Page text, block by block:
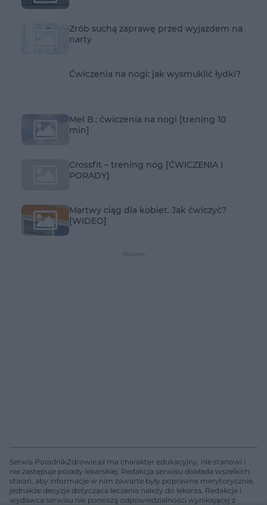
Zrób suchą zaprawę przed wyjazdem na
narty
Ćwiczenia na nogi: jak wysmuklić łydki?
Mel B.: ćwiczenia na nogi [trening 10
min]
Crossfit – trening nóg [ĆWICZENIA I
PORADY]
Martwy ciąg dla kobiet. Jak ćwiczyć?
[WIDEO]
Serwis PoradnikZdrowie.pl ma charakter edukacyjny, nie stanowi i
nie zastępuje porady lekarskiej. Redakcja serwisu dokłada wszelkich
starań, aby informacje w nim zawarte były poprawne merytorycznie,
jednakże decyzja dotycząca leczenia należy do lekarza. Redakcja i
wydawca serwisu nie ponoszą odpowiedzialności wynikającej z